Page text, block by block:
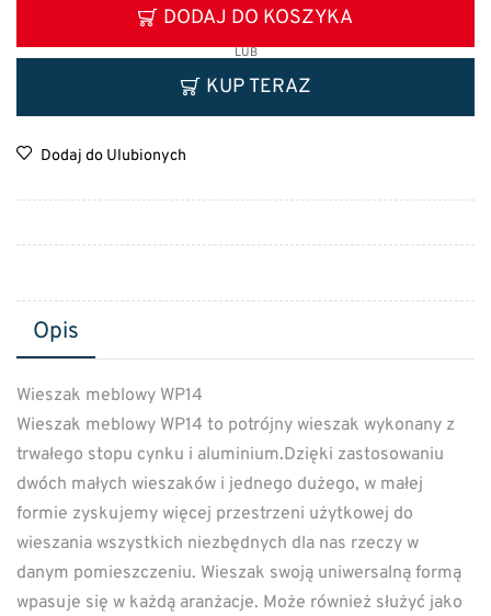
DODAJ DO KOSZYKA
LUB
KUP TERAZ
Dodaj do Ulubionych
Opis
Wieszak meblowy WP14
Wieszak meblowy WP14 to potrójny wieszak wykonany z
trwałego stopu cynku i aluminium.Dzięki zastosowaniu
dwóch małych wieszaków i jednego dużego, w małej
formie zyskujemy więcej przestrzeni użytkowej do
wieszania wszystkich niezbędnych dla nas rzeczy w
danym pomieszczeniu. Wieszak swoją uniwersalną formą
wpasuje się w każdą aranżacje. Może również służyć jako